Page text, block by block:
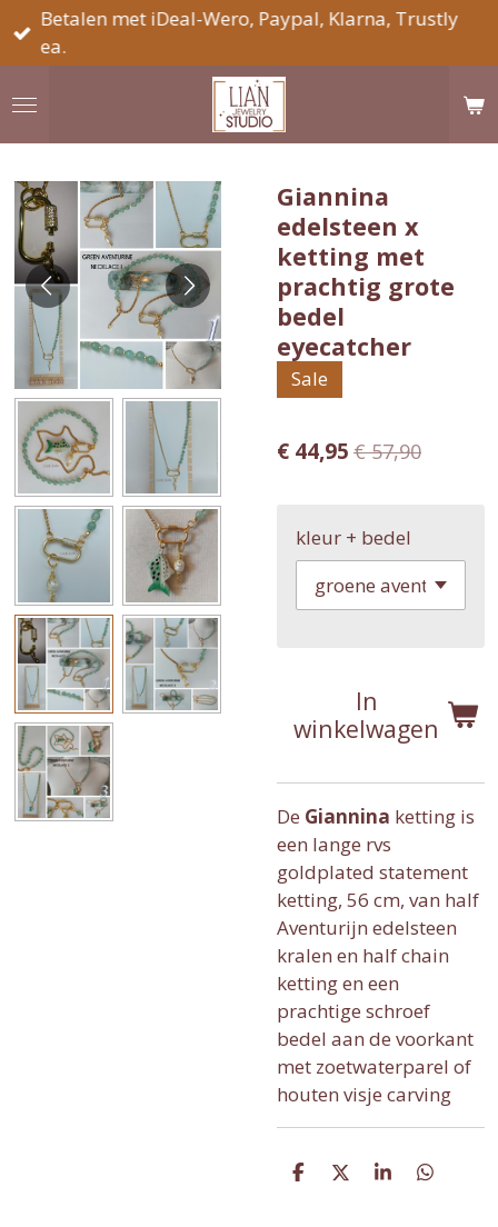
Ga
direct
de
Betalen met iDeal-Wero, Paypal, Klarna, Trustly
ea.
Giannina
edelsteen x
ketting met
prachtig grote
bedel
eyecatcher
Sale
€ 44,95 € 57,90
kleur + bedel
In
winkelwagen
De Giannina ketting is
een lange rvs
goldplated statement
ketting, 56 cm, van half
Aventurijn edelsteen
kralen en half chain
ketting en een
prachtige schroef
bedel aan de voorkant
met zoetwaterparel of
houten visje carving
D
D
S
D